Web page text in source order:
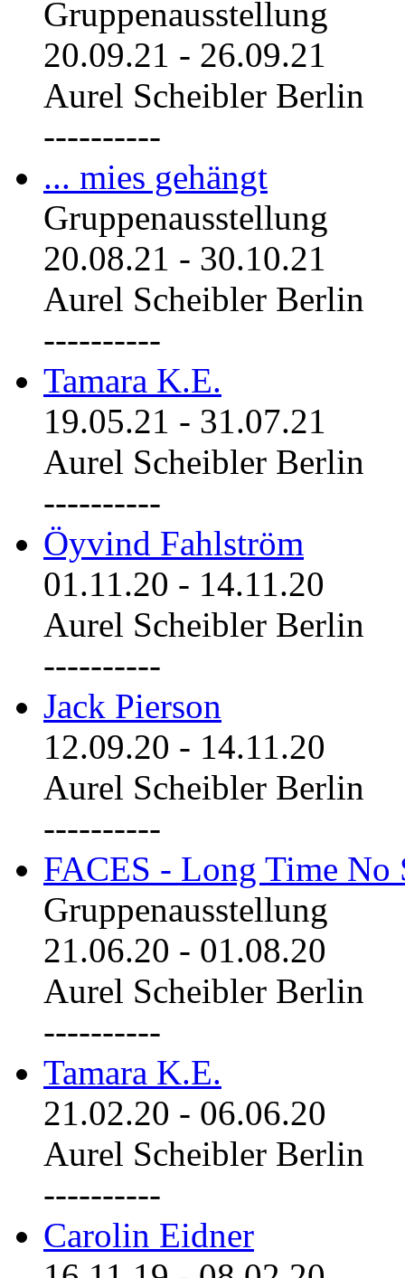
Gruppenausstellung
20.09.21 - 26.09.21
Aurel Scheibler Berlin
----------
... mies gehängt
Gruppenausstellung
20.08.21 - 30.10.21
Aurel Scheibler Berlin
----------
Tamara K.E.
19.05.21 - 31.07.21
Aurel Scheibler Berlin
----------
Öyvind Fahlström
01.11.20 - 14.11.20
Aurel Scheibler Berlin
----------
Jack Pierson
12.09.20 - 14.11.20
Aurel Scheibler Berlin
----------
FACES - Long Time No
Gruppenausstellung
21.06.20 - 01.08.20
Aurel Scheibler Berlin
----------
Tamara K.E.
21.02.20 - 06.06.20
Aurel Scheibler Berlin
----------
Carolin Eidner